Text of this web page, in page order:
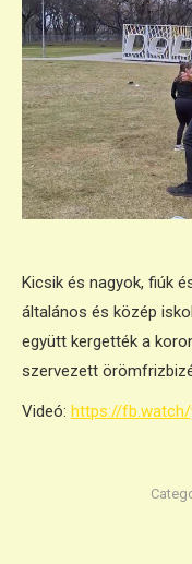
Kicsik és nagyok, fiúk
általános és közép
együtt kergették a
szervezett
Videó: https://